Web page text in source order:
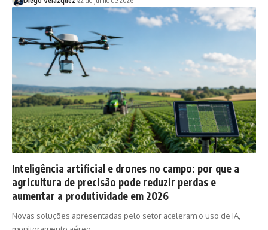
Inteligência artificial e drones no campo: por que a
agricultura de precisão pode reduzir perdas e
aumentar a produtividade em 2026
Novas soluções apresentadas pelo setor aceleram o uso de IA,